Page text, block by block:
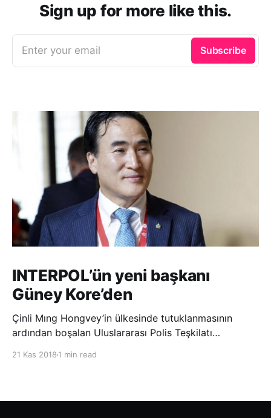
Sign up for more like this.
Enter your email Subscribe
INTERPOL’ün yeni başkanı
Güney Kore’den
Çinli Mıng Hongvey’in ülkesinde tutuklanmasının
ardından boşalan Uluslararası Polis Teşkilatı
21 Kas 2018 1 min read